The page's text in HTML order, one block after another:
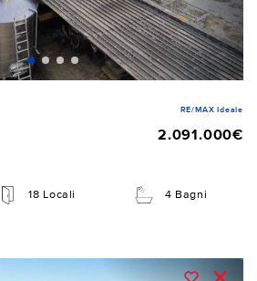
RE/MAX Ideale
2.091.000€
18 Locali 4 Bagni